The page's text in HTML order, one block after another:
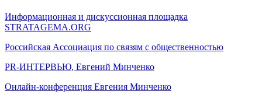
Информационная и дискуссионная площадка
STRATAGEMA.ORG
Российская Ассоциация по связям с общественностью
PR-ИНТЕРВЬЮ, Евгений Минченко
Онлайн-конференция Евгения Минченко